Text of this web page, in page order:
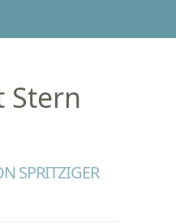
Stern
SPRITZIGER